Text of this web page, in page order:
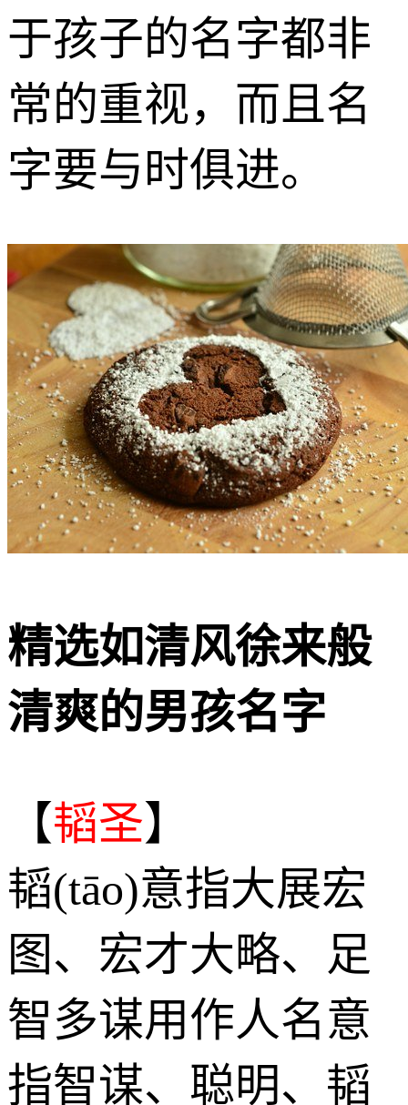
于孩子的名字都非
常的重视，而且名
字要与时俱进。
精选如清风徐来般
清爽的男孩名字
【韬圣】
韬(tāo)意指大展宏
图、宏才大略、足
智多谋用作人名意
指智谋、聪明、韬